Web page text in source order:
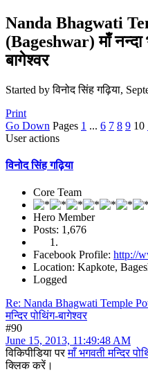
Nanda Bhagwati
(Bageshwar) माँ नन्दा
बागेश्वर
Started by विनोद सिंह गढ़िया,
Print
Go Down Pages 1 ... 6 7 8 9 10
User actions
विनोद सिंह गढ़िया
Core Team
Hero Member
Posts: 1,676
Facebook Profile: http://
Location: Kapkote,
Logged
Re: Nanda Bhagwati Temple
मन्दिर पोथिंग-बागेश्वर
#90
June 15, 2013, 11:49:48 AM
विकिपीडिया परमाँ भगवती मन्दिर
क्लिक करें।